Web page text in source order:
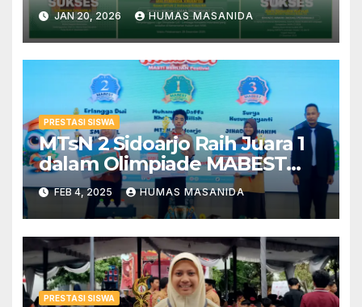
JAN 20, 2026 HUMAS MASANIDA
PRESTASI SISWA
MTsN 2 Sidoarjo Raih Juara 1
dalam Olimpiade MABEST
MIPA Tingkat Jawa Timur
FEB 4, 2025 HUMAS MASANIDA
PRESTASI SISWA